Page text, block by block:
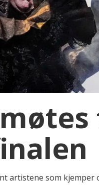
artistene som kjemper